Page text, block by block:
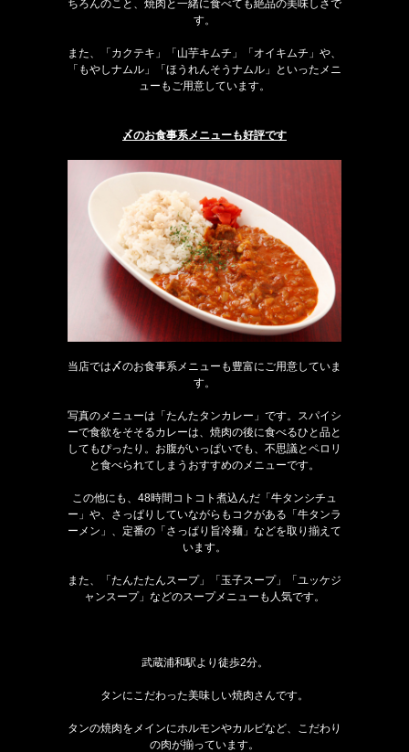
ちろんのこと、焼肉と一緒に食べても絶品の美味しさで
す。
また、「カクテキ」「山芋キムチ」「オイキムチ」や、
「もやしナムル」「ほうれんそうナムル」といったメニ
ューもご用意しています。
〆のお食事系メニューも好評です
当店では〆のお食事系メニューも豊富にご用意していま
す。
写真のメニューは「たんたタンカレー」です。スパイシ
ーで食欲をそそるカレーは、焼肉の後に食べるひと品と
してもぴったり。お腹がいっぱいでも、不思議とペロリ
と食べられてしまうおすすめのメニューです。
この他にも、48時間コトコト煮込んだ「牛タンシチュ
ー」や、さっぱりしていながらもコクがある「牛タンラ
ーメン」、定番の「さっぱり旨冷麺」などを取り揃えて
います。
また、「たんたたんスープ」「玉子スープ」「ユッケジ
ャンスープ」などのスープメニューも人気です。
武蔵浦和駅より徒歩2分。
タンにこだわった美味しい焼肉さんです。
タンの焼肉をメインにホルモンやカルビなど、こだわり
の肉が揃っています。